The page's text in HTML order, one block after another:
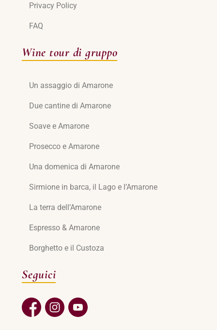
Privacy Policy
FAQ
Wine tour di gruppo
Un assaggio di Amarone
Due cantine di Amarone
Soave e Amarone
Prosecco e Amarone
Una domenica di Amarone
Sirmione in barca, il Lago e l’Amarone
La terra dell’Amarone
Espresso & Amarone
Borghetto e il Custoza
Seguici